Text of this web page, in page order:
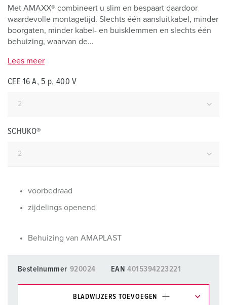
Met AMAXX® combineert u slim en bespaart daardoor
waardevolle montagetijd. Slechts één aansluitkabel, minder
boorgaten, minder kabel- en buisklemmen en slechts één
behuizing, waarvan de...
Lees meer
CEE 16 A, 5 p, 400 V
SCHUKO®
voorbedraad
zijdelings openend
Behuizing van AMAPLAST
Bestelnummer 920024 EAN 4015394223221
BLADWIJZERS TOEVOEGEN